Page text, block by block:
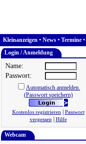
Kleinanzeigen • News • Termine •
Login / Anmeldung
Name:
Passwort:
Automatisch anmelden.
(Passwort speichern)
Kostenlos registrieren|
Passwort
vergessen| Hilfe
Webcam